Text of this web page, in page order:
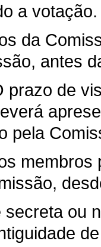
a votação.
da
antes
prazo de
pela
membros
secreta ou